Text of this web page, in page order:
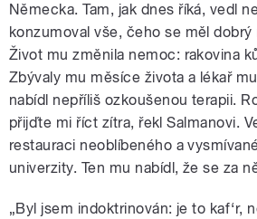
Německa. Tam, jak dnes říká, vedl
konzumoval vše, čeho se měl
Život mu změnila nemoc: rakovina
Zbývaly mu měsíce života a lékař
nabídl nepříliš ozkoušenou terapii.
přijďte mi říct zítra, řekl Salmanovi.
restauraci neoblíbeného a
univerzity. Ten mu nabídl, že se za
„Byl jsem indoktrinován: je to kaf‘r,